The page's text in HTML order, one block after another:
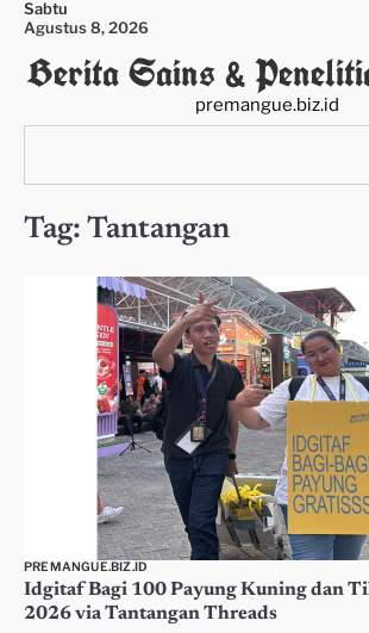
Skip
content
Sabtu
Agustus 8, 2026
Berita Sains &
premangue.biz.id
Tag: Tantangan
PREMANGUE.BIZ.ID
Idgitaf Bagi 100 Payung Kuning dan
2026 via Tantangan Threads